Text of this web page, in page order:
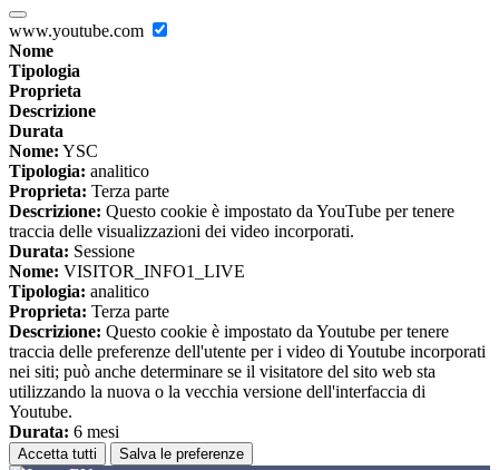
www.youtube.com
Nome
Tipologia
Proprieta
Descrizione
Durata
Nome: YSC
Tipologia: analitico
Proprieta: Terza parte
Descrizione: Questo cookie è impostato da YouTube per tenere
traccia delle visualizzazioni dei video incorporati.
Durata: Sessione
Nome: VISITOR_INFO1_LIVE
Tipologia: analitico
Proprieta: Terza parte
Descrizione: Questo cookie è impostato da Youtube per tenere
traccia delle preferenze dell'utente per i video di Youtube incorporati
nei siti; può anche determinare se il visitatore del sito web sta
utilizzando la nuova o la vecchia versione dell'interfaccia di
Youtube.
Durata: 6 mesi
Accetta tutti Salva le preferenze